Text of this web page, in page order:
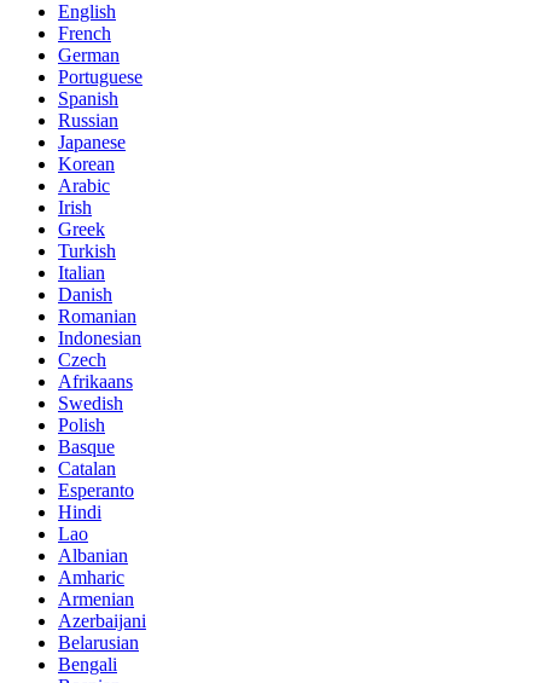
English
French
German
Portuguese
Spanish
Russian
Japanese
Korean
Arabic
Irish
Greek
Turkish
Italian
Danish
Romanian
Indonesian
Czech
Afrikaans
Swedish
Polish
Basque
Catalan
Esperanto
Hindi
Lao
Albanian
Amharic
Armenian
Azerbaijani
Belarusian
Bengali